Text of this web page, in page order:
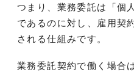
つまり、業務委託は「個
であるのに対し、雇用契
される仕組みです。
業務委託契約で働く場合